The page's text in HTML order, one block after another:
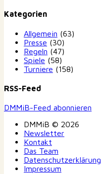
Kategorien
Allgemein (63)
Presse (30)
Regeln (47)
Spiele (58)
Turniere (158)
RSS-Feed
DMMiB-Feed abonnieren
DMMiB © 2026
Newsletter
Kontakt
Das Team
Datenschutzerklärung
Impressum